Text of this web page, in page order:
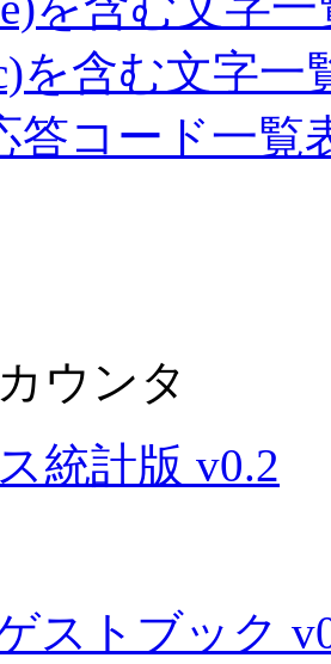
を含む文字一
答コード一覧
ウンタ
統計版 v0.2
ストブック